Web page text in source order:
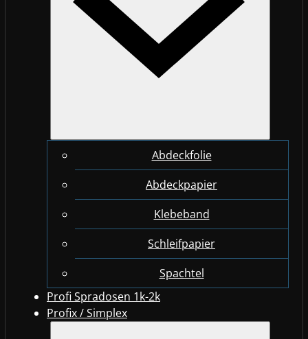
Abdeckfolie
Abdeckpapier
Klebeband
Schleifpapier
Spachtel
Profi Spradosen 1k-2k
Profix / Simplex